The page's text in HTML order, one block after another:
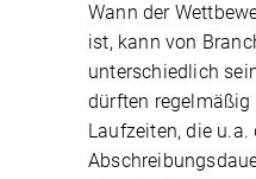
Wann der
ist, kann von
unterschiedlich
dürften regelmäßig
Laufzeiten, die u.a.